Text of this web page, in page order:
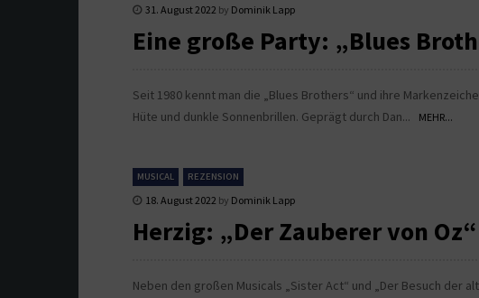
31. August 2022 by Dominik Lapp
Eine große Party: „Blues
Seit 1980 kennt man die „Blues Brothers“ und ihre
Hüte und dunkle Sonnenbrillen. Geprägt durch Dan...
MEHR...
MUSICAL REZENSION
18. August 2022 by Dominik Lapp
Herzig: „Der Zauberer von
Neben den großen Musicals „Sister Act“ und „Der Besuch der